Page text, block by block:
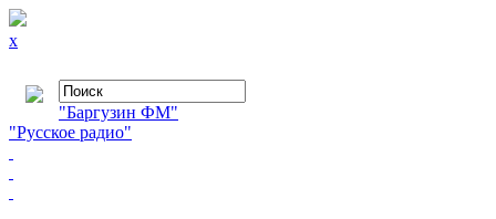
x
"Баргузин ФМ"
"Русское радио"